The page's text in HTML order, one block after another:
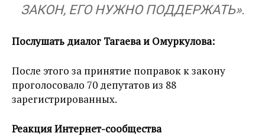
ЗАКОН, ЕГО НУЖНО ПОДДЕРЖАТЬ».
Послушать диалог Тагаева и Омуркулова:
После этого за принятие поправок к закону
проголосовало 70 депутатов из 88
зарегистрированных.
Реакция Интернет-сообщества